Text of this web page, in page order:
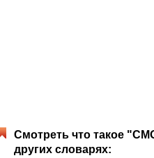
Смотреть что такое
других словарях: